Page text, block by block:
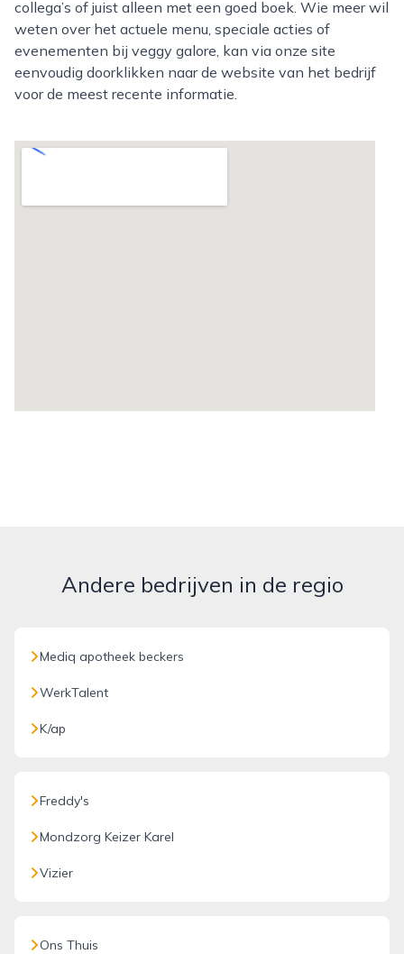
collega’s of juist alleen met een goed boek. Wie meer wil
weten over het actuele menu, speciale acties of
evenementen bij veggy galore, kan via onze site
eenvoudig doorklikken naar de website van het bedrijf
voor de meest recente informatie.
Andere bedrijven in de regio
Mediq apotheek beckers
WerkTalent
K/ap
Freddy's
Mondzorg Keizer Karel
Vizier
Ons Thuis